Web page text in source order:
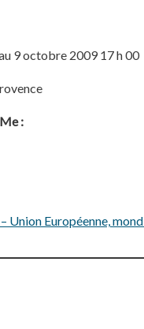
9 octobre 2009 17 h 00
:
Union Européenne,